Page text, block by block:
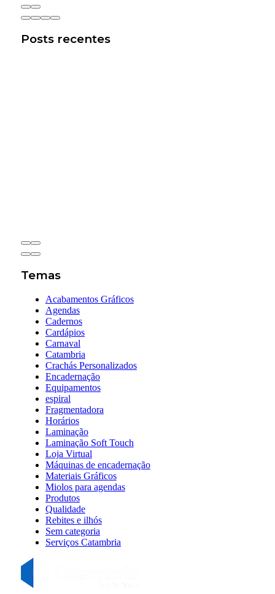
Posts recentes
Temas
Acabamentos Gráficos
Agendas
Cadernos
Cardápios
Carnaval
Catambria
Crachás Personalizados
Encadernação
Equipamentos
espiral
Fragmentadora
Horários
Laminação
Laminação Soft Touch
Loja Virtual
Máquinas de encadernação
Materiais Gráficos
Miolos para agendas
Produtos
Qualidade
Rebites e ilhós
Sem categoria
Serviços Catambria